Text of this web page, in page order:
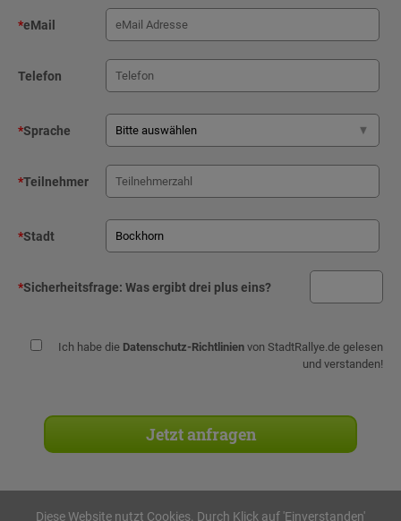
*eMail
Telefon
*Sprache
*Teilnehmer
*Stadt
*Sicherheitsfrage: Was ergibt drei plus eins?
Ich habe die Datenschutz-Richtlinien von StadtRallye.de gelesen
und verstanden!
Diese Website nutzt Cookies. Durch Klick auf 'Einverstanden'